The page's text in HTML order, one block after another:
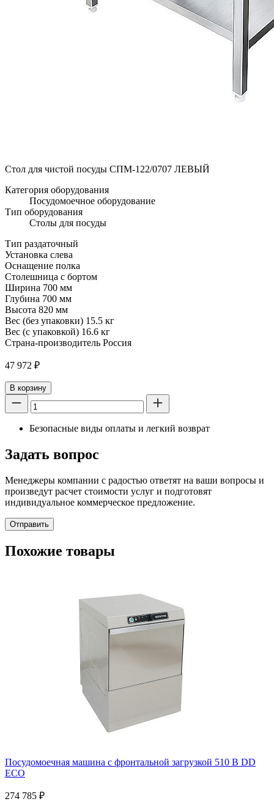
Стол для чистой посуды СПМ-122/0707 ЛЕВЫЙ
Категория оборудования
Посудомоечное оборудование
Тип оборудования
Столы для посуды
Тип раздаточный
Установка слева
Оснащение полка
Столешница с бортом
Ширина 700 мм
Глубина 700 мм
Высота 820 мм
Вес (без упаковки) 15.5 кг
Вес (с упаковкой) 16.6 кг
Страна-производитель Россия
47 972 ₽
В корзину
Безопасные виды оплаты и легкий возврат
Задать вопрос
Менеджеры компании с радостью ответят на ваши вопросы и
произведут расчет стоимости услуг и подготовят
индивидуальное коммерческое предложение.
Отправить
Похожие товары
Посудомоечная машина с фронтальной загрузкой 510 B DD
ECO
274 785 ₽